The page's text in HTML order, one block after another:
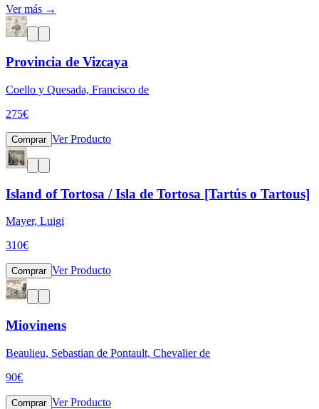
Ver más →
Provincia de Vizcaya
Coello y Quesada, Francisco de
275€
Comprar Ver Producto
Island of Tortosa / Isla de Tortosa [Tartús o Tartous]
Mayer, Luigi
310€
Comprar Ver Producto
Miovinens
Beaulieu, Sebastian de Pontault, Chevalier de
90€
Comprar Ver Producto